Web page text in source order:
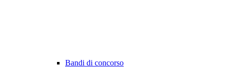
Bandi di concorso